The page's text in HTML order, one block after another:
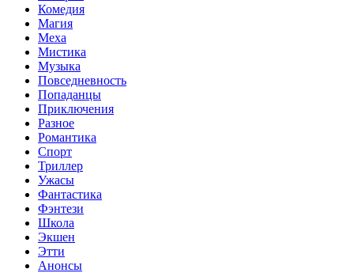
Комедия
Магия
Меха
Мистика
Музыка
Повседневность
Попаданцы
Приключения
Разное
Романтика
Спорт
Триллер
Ужасы
Фантастика
Фэнтези
Школа
Экшен
Этти
Анонсы